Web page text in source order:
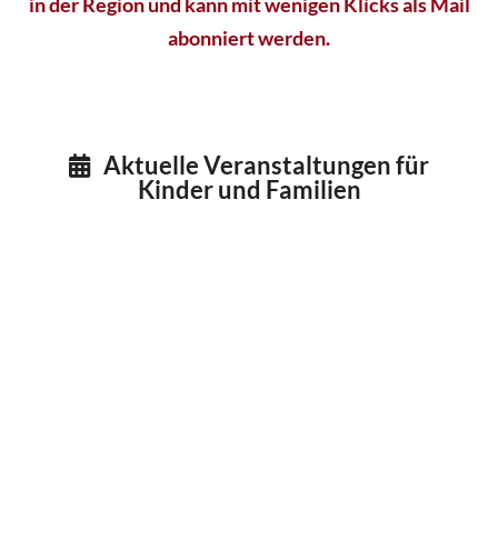
abonniert werden.
Aktuelle Veranstaltungen für
Kinder und Familien